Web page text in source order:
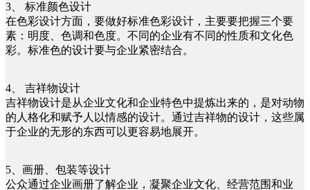
3、 标准颜色设计
在色彩设计方面，要做好标准色彩设计，主要要把握三个要
素：明度、色调和色度。不同的企业有不同的性质和文化色
彩。标准色的设计要与企业紧密结合。
4、 吉祥物设计
吉祥物设计是从企业文化和企业特色中提炼出来的，是对动物
的人格化和赋予人以情感的设计。通过吉祥物的设计，这些属
于企业的无形的东西可以更容易地展开。
5、画册、包装等设计
公众通过企业画册了解企业，凝聚企业文化、经营范围和业